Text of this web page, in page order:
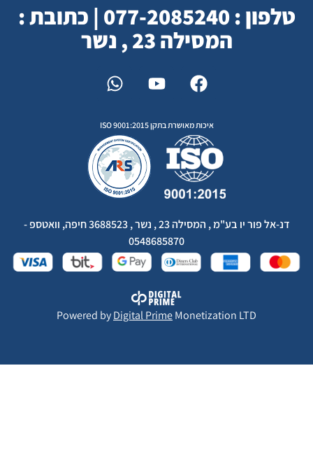
טלפון : 077-2085240 | כתובת :
המסילה 23 , נשר
איכות מאושרת בתקן ISO 9001:2015
דנ-אל פור יו בע"מ , המסילה 23 , נשר , 3688523 חיפה, וואטספ -
0548685870
Powered byDigital PrimeMonetization LTD